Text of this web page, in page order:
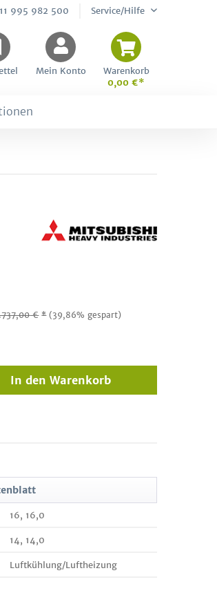
995 982 500 Service/Hilfe
Mein Konto
Warenkorb
0,00 €*
€ * (39,86% gespart)
In den Warenkorb
16, 16,0
14, 14,0
Luftkühlung/Luftheizung